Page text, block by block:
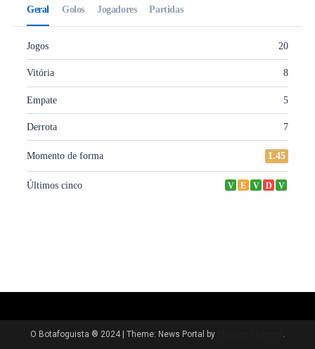
O Botafoguista ® 2024 | Theme: News Portal by .